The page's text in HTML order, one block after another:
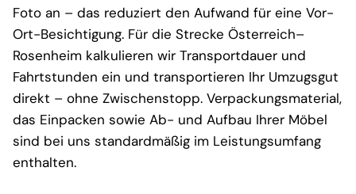
Foto an – das reduziert den Aufwand für eine Vor-
Ort-Besichtigung. Für die Strecke Österreich–
Rosenheim kalkulieren wir Transportdauer und
Fahrtstunden ein und transportieren Ihr Umzugsgut
direkt – ohne Zwischenstopp. Verpackungsmaterial,
das Einpacken sowie Ab- und Aufbau Ihrer Möbel
sind bei uns standardmäßig im Leistungsumfang
enthalten.